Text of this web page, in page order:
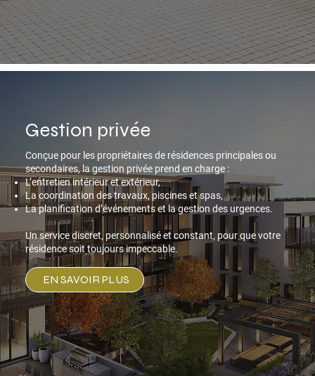
Gestion privée
Conçue pour les propriétaires de résidences principales ou
secondaires, la gestion privée prend en charge :
L’entretien intérieur et extérieur,
La coordination des travaux, piscines et spas,
La planification d’événements et la gestion des urgences.
Un service discret, personnalisé et constant, pour que votre
résidence soit toujours impeccable.
EN SAVOIR PLUS